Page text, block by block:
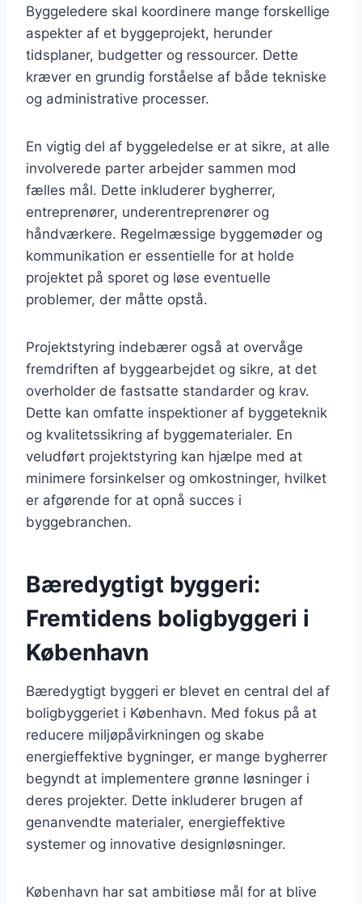
Byggeledere skal koordinere mange forskellige
aspekter af et byggeprojekt, herunder
tidsplaner, budgetter og ressourcer. Dette
kræver en grundig forståelse af både tekniske
og administrative processer.
En vigtig del af byggeledelse er at sikre, at alle
involverede parter arbejder sammen mod
fælles mål. Dette inkluderer bygherrer,
entreprenører, underentreprenører og
håndværkere. Regelmæssige byggemøder og
kommunikation er essentielle for at holde
projektet på sporet og løse eventuelle
problemer, der måtte opstå.
Projektstyring indebærer også at overvåge
fremdriften af byggearbejdet og sikre, at det
overholder de fastsatte standarder og krav.
Dette kan omfatte inspektioner af byggeteknik
og kvalitetssikring af byggematerialer. En
veludført projektstyring kan hjælpe med at
minimere forsinkelser og omkostninger, hvilket
er afgørende for at opnå succes i
byggebranchen.
Bæredygtigt byggeri:
Fremtidens boligbyggeri i
København
Bæredygtigt byggeri er blevet en central del af
boligbyggeriet i København. Med fokus på at
reducere miljøpåvirkningen og skabe
energieffektive bygninger, er mange bygherrer
begyndt at implementere grønne løsninger i
deres projekter. Dette inkluderer brugen af
genanvendte materialer, energieffektive
systemer og innovative designløsninger.
København har sat ambitiøse mål for at blive